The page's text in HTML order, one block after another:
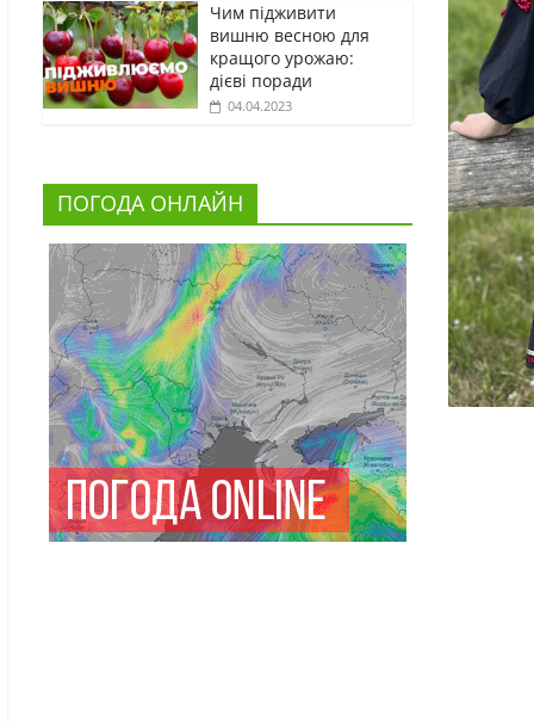
Чим підживити
вишню весною для
кращого урожаю:
дієві поради
04.04.2023
ПОГОДА ОНЛАЙН